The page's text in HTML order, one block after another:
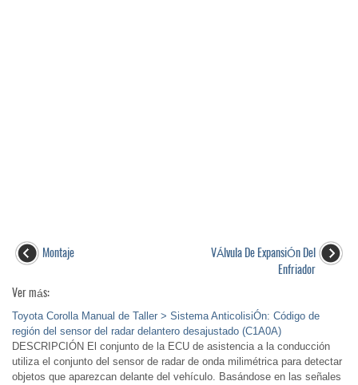
Montaje
VÁlvula De ExpansiÓn Del
Enfriador
Ver más:
Toyota Corolla Manual de Taller > Sistema AnticolisiÓn: Código de
región del sensor del radar delantero desajustado (C1A0A)
DESCRIPCIÓN El conjunto de la ECU de asistencia a la conducción
utiliza el conjunto del sensor de radar de onda milimétrica para detectar
objetos que aparezcan delante del vehículo. Basándose en las señales